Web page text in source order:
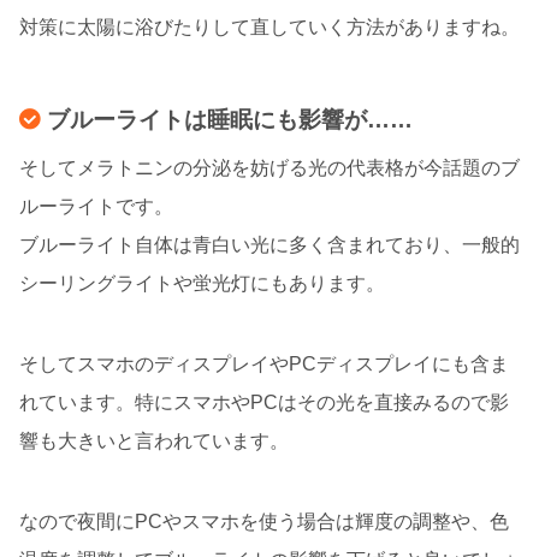
対策に太陽に浴びたりして直していく方法がありますね。
ブルーライトは睡眠にも影響が……
そしてメラトニンの分泌を妨げる光の代表格が今話題のブ
ルーライトです。
ブルーライト自体は青白い光に多く含まれており、一般的
シーリングライトや蛍光灯にもあります。
そしてスマホのディスプレイやPCディスプレイにも含ま
れています。特にスマホやPCはその光を直接みるので影
響も大きいと言われています。
なので夜間にPCやスマホを使う場合は輝度の調整や、色